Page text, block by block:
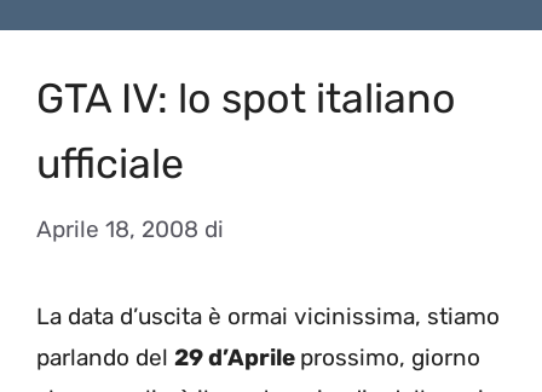
GTA IV: lo spot italiano
ufficiale
Aprile 18, 2008 di
La data d’uscita è ormai vicinissima, stiamo
parlando del 29 d’Aprile prossimo, giorno